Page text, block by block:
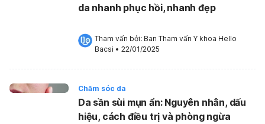
da nhanh phục hồi, nhanh đẹp
Tham vấn bởi: Ban Tham vấn Y khoa Hello
Bacsi • 22/01/2025
Chăm sóc da
Da sần sùi mụn ẩn: Nguyên nhân, dấu
hiệu, cách điều trị và phòng ngừa